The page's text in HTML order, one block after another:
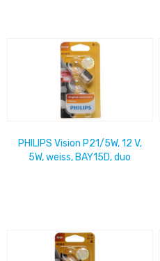
PHILIPS Vision P21/5W, 12 V,
5W, weiss, BAY15D, duo